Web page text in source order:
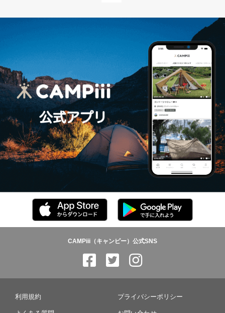
CAMPiii（キャンピー）公式SNS
利用規約 プライバシーポリシー